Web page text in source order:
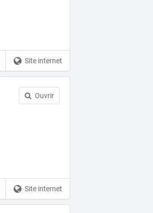
Site internet
Ouvrir
Site internet